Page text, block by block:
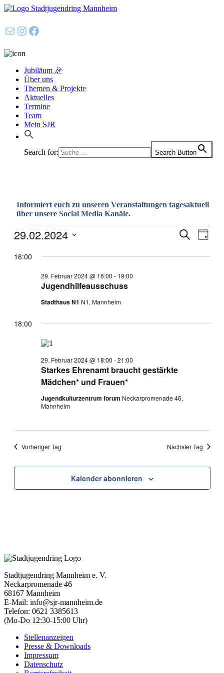
E-MailInstagram
Facebook
Jubiläum 🎉
Über uns
Themen & Projekte
Aktuelles
Termine
Team
Mein SJR
Search for: Search Button
Informiert euch zu unseren Veranstaltungen tagesaktuell
über unsere Social Media Kanäle.
Veranstaltungen
29.
Februar
und
Suche
Tag
29.02.2024
wählen.
16:00
Jugendhilfeausschuss
29. Februar 2024 @ 16:00 - 19:00
Stadthaus N1 N1, Mannheim
18:00
Starkes Ehrenamt braucht gestärkte
Mädchen* und Frauen*
29. Februar 2024 @ 18:00 -21:00
Jugendkulturzentrum forum Neckarpromenade 46,
Mannheim
Vorheriger Tag Nächster Tag
Kalender abonnieren
Stadtjugendring Mannheim e. V.
Neckarpromenade 46
68167 Mannheim
E-Mail: info@sjr-mannheim.de
Telefon: 0621 3385613
(Mo-Do 12:30-15:00 Uhr)
Stellenanzeigen
Presse & Downloads
Impressum
Datenschutz